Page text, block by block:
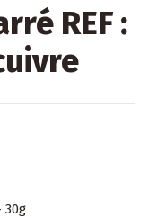
REF :
30g